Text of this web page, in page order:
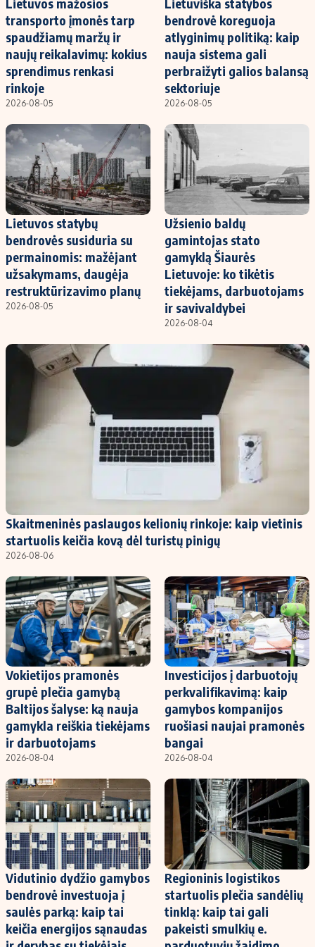
Kontaktai
Regionų naujienos
Indėlių palūkanos
transporto įmonės tarp
spaudžiamų maržų ir
naujų reikalavimų: kokius
sprendimus renkasi
rinkoje
2026-08-05
bendrovė koreguoja
atlyginimų politiką: kaip
nauja sistema gali
perbraižyti galios balansą
sektoriuje
2026-08-05
Lietuvos statybų
bendrovės susiduria su
permainomis: mažėjant
užsakymams, daugėja
restruktūrizavimo planų
2026-08-05
Užsienio baldų
gamintojas stato
gamyklą Šiaurės
Lietuvoje: ko tikėtis
tiekėjams, darbuotojams
ir savivaldybei
2026-08-04
Skaitmeninės paslaugos kelionių rinkoje: kaip vietinis
startuolis keičia kovą dėl turistų pinigų
2026-08-06
Vokietijos pramonės
grupė plečia gamybą
Baltijos šalyse: ką nauja
gamykla reiškia tiekėjams
ir darbuotojams
2026-08-04
Investicijos į darbuotojų
perkvalifikavimą: kaip
gamybos kompanijos
ruošiasi naujai pramonės
bangai
2026-08-04
Vidutinio dydžio gamybos
bendrovė investuoja į
saulės parką: kaip tai
keičia energijos sąnaudas
Regioninis logistikos
startuolis plečia sandėlių
tinklą: kaip tai gali
pakeisti smulkių e.